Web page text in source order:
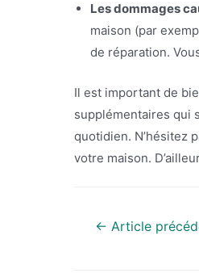
Les dommages
maison (par
de réparation.
Il est important de
supplémentaires qui
quotidien. N’hésitez
votre maison.
Navigation
← Article